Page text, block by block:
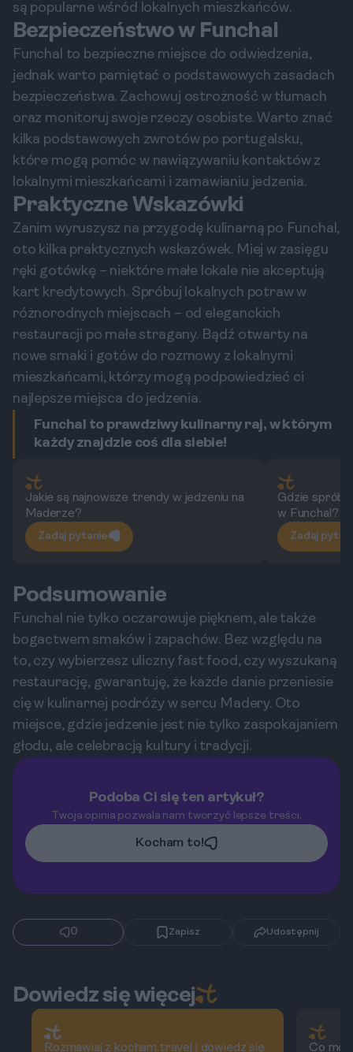
są popularne wśród lokalnych mieszkańców.
Bezpieczeństwo w Funchal
Funchal to bezpieczne miejsce do odwiedzenia,
jednak warto pamiętać o podstawowych zasadach
bezpieczeństwa. Zachowuj ostrożność w tłumach
oraz monitoruj swoje rzeczy osobiste. Warto znać
kilka podstawowych zwrotów po portugalsku,
które mogą pomóc w nawiązywaniu kontaktów z
lokalnymi mieszkańcami i zamawianiu jedzenia.
Praktyczne Wskazówki
Zanim wyruszysz na przygodę kulinarną po Funchal,
oto kilka praktycznych wskazówek. Miej w zasięgu
ręki gotówkę – niektóre małe lokale nie akceptują
kart kredytowych. Spróbuj lokalnych potraw w
różnorodnych miejscach – od eleganckich
restauracji po małe stragany. Bądź otwarty na
nowe smaki i gotów do rozmowy z lokalnymi
mieszkańcami, którzy mogą podpowiedzieć ci
najlepsze miejsca do jedzenia.
Funchal to prawdziwy kulinarny raj, w którym
każdy znajdzie coś dla siebie!
Jakie są najnowsze trendy w jedzeniu na
Maderze?
Zadaj pytanie
Gdzie
w Funchal?
Zadaj
Podsumowanie
Funchal nie tylko oczarowuje pięknem, ale także
bogactwem smaków i zapachów. Bez względu na
to, czy wybierzesz uliczny fast food, czy wyszukaną
restaurację, gwarantuję, że każde danie przeniesie
cię w kulinarnej podróży w sercu Madery. Oto
miejsce, gdzie jedzenie jest nie tylko zaspokajaniem
głodu, ale celebracją kultury i tradycji.
Podoba Ci się ten artykuł?
Twoja opinia pozwala nam tworzyć lepsze treści.
Kocham to!
0 Zapisz Udostępnij
Dowiedz się więcej
Rozmawiaj z kocham.travel i dowiedz się
Co